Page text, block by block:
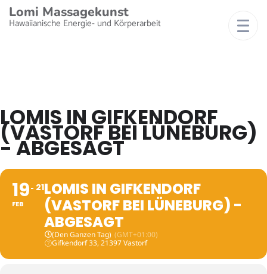
Lomi Massagekunst
Hawaiianische Energie- und Körperarbeit
LOMIS IN GIFKENDORF
(VASTORF BEI LÜNEBURG)
- ABGESAGT
19
FEB
21LOMIS IN GIFKENDORF
(VASTORF BEI LÜNEBURG) -
ABGESAGT
(Den Ganzen Tag) (GMT+01:00)
Gifkendorf 33, 21397 Vastorf